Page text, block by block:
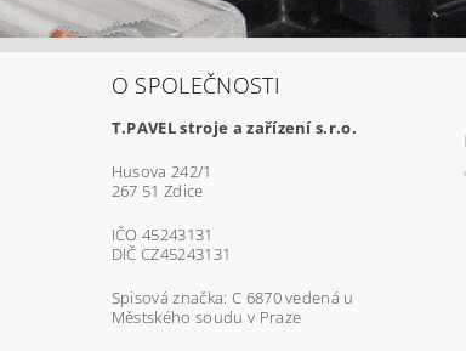
O SPOLEČNOSTI
T.PAVEL stroje a zařízení s.r.o.
Husova 242/1
267 51 Zdice
IČO 45243131
DIČ CZ45243131
Spisová značka: C 6870 vedená u
Městského soudu v Praze